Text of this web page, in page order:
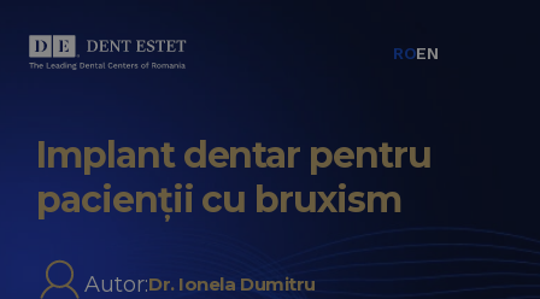
ROEN
Implant dentar pentru
pacienții cu bruxism
Autor:Dr. Ionela Dumitru